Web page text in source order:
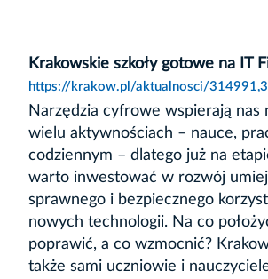
Krakowskie szkoły gotowe na IT
https://krakow.pl/aktualnosci/
Narzędzia cyfrowe wspierają nas
wielu aktywnościach – nauce,
codziennym – dlatego już na
warto inwestować w rozwój
sprawnego i bezpiecznego
nowych technologii. Na co
poprawić, a co wzmocnić?
także sami uczniowie i